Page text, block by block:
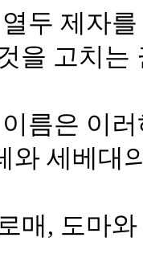
두 제자
을 고치는
름은 이
와 세베대
매, 도마